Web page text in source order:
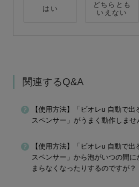
はい
どちらとも
いえない
関連するQ&A
【使用方法】「ビオレu 自動で出
スペンサー」がうまく動作しませ
【使用方法】「ビオレu 自動で出
スペンサー」から泡がいつの間
まらなくなったりするのですが？